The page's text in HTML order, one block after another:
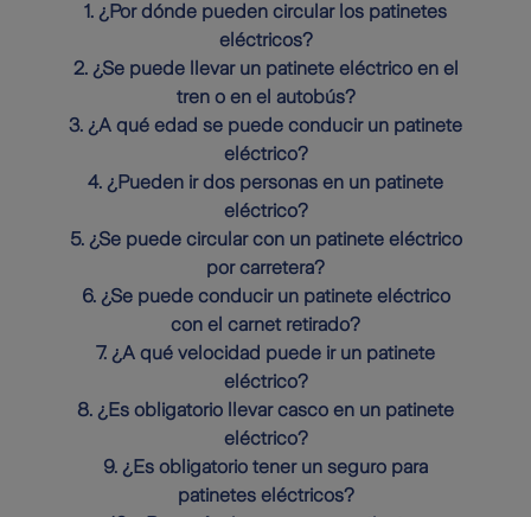
1. ¿Por dónde pueden circular los patinetes
eléctricos?
2. ¿Se puede llevar un patinete eléctrico en el
tren o en el autobús?
3. ¿A qué edad se puede conducir un patinete
eléctrico?
4. ¿Pueden ir dos personas en un patinete
eléctrico?
5. ¿Se puede circular con un patinete eléctrico
por carretera?
6. ¿Se puede conducir un patinete eléctrico
con el carnet retirado?
7. ¿A qué velocidad puede ir un patinete
eléctrico?
8. ¿Es obligatorio llevar casco en un patinete
eléctrico?
9. ¿Es obligatorio tener un seguro para
patinetes eléctricos?